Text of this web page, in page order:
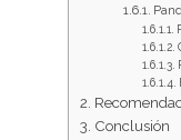
Conclusión